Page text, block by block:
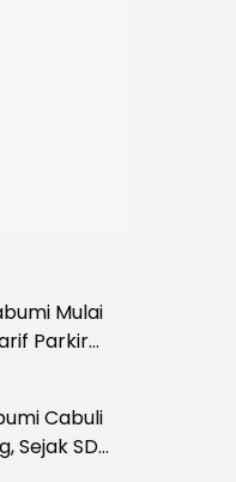
Mulai
Parkir
Wisata,
Cabuli
Sejak SD